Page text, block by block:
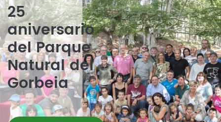
25
aniversario
del Parque
Natural del
Gorbeia